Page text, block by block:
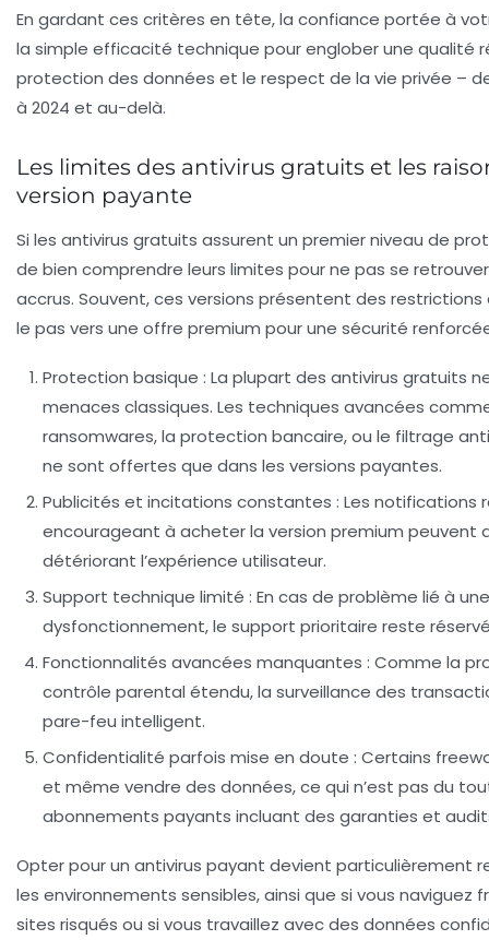
En gardant ces critères en tête, la confiance portée à
la simple efficacité technique pour englober une qualité
protection des données et le respect de la vie privée –
à 2024 et au-delà.
Les limites des antivirus gratuits et les
version payante
Si les antivirus gratuits assurent un premier niveau de
de bien comprendre leurs limites pour ne pas se
accrus. Souvent, ces versions présentent des
le pas vers une offre premium pour une sécurité
Protection basique : La plupart des antivirus gratuits
menaces classiques. Les techniques avancées
ransomwares, la protection bancaire, ou le filtrage
ne sont offertes que dans les versions payantes.
Publicités et incitations constantes : Les notifications
encourageant à acheter la version premium peuvent
détériorant l’expérience utilisateur.
Support technique limité : En cas de problème lié à
dysfonctionnement, le support prioritaire reste
Fonctionnalités avancées manquantes : Comme la
contrôle parental étendu, la surveillance des
pare-feu intelligent.
Confidentialité parfois mise en doute : Certains
et même vendre des données, ce qui n’est pas du
abonnements payants incluant des garanties et
Opter pour un antivirus payant devient particulièrement
les environnements sensibles, ainsi que si vous naviguez
sites risqués ou si vous travaillez avec des données